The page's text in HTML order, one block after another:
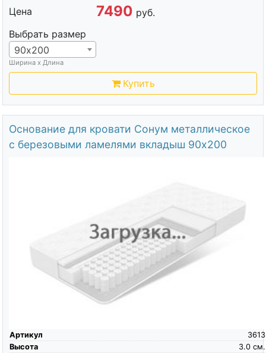
Цена 7490 руб.
Выбрать размер
90х200
Ширина х Длина
Купить
Основание для кровати Сонум металлическое
с березовыми ламелями вкладыш 90х200
Артикул
3613
Высота
см.
3.0